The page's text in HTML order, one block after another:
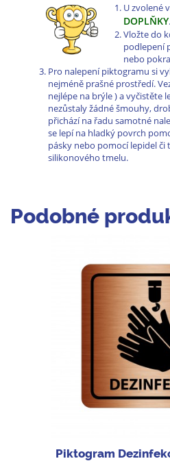
U zvolené
DOPLŇKY.
Vložte do
podlepení
nebo
Pro nalepení piktogramu si
nejméně prašné prostředí.
nejlépe na brýle ) a vyčistěte
nezůstaly žádné šmouhy,
přichází na řadu samotné
se lepí na hladký povrch
pásky nebo pomocí lepidel
silikonového tmelu.
Podobné
Piktogram